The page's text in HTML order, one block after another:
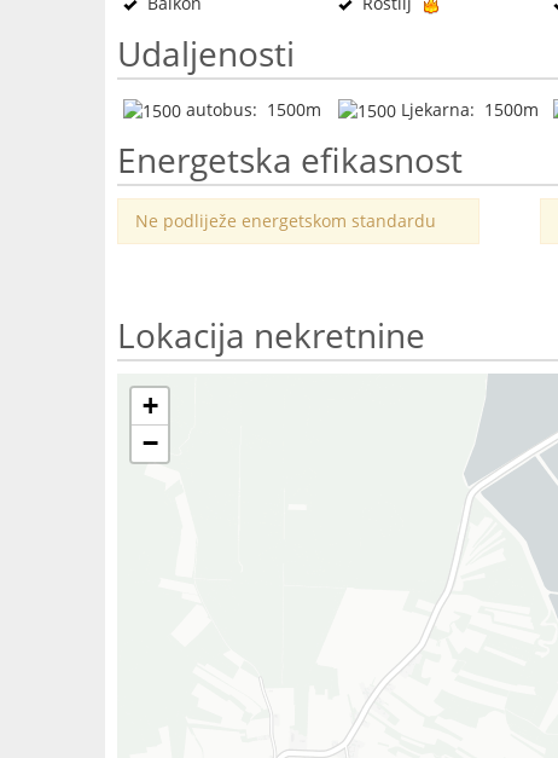
Udaljenosti
autobus: 1500m Ljekarna: 1500m
Energetska efikasnost
Ne podliježe energetskom standardu
Lokacija nekretnine
+
−